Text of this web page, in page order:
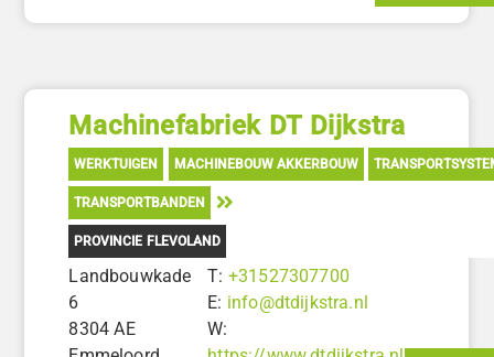
Machinefabriek DT Dijkstra
WERKTUIGEN MACHINEBOUW AKKERBOUW
TRANSPORTBANDEN
PROVINCIE FLEVOLAND
Landbouwkade
6
8304 AE
T: +31527307700
E: info@dtdijkstra.nl
W: